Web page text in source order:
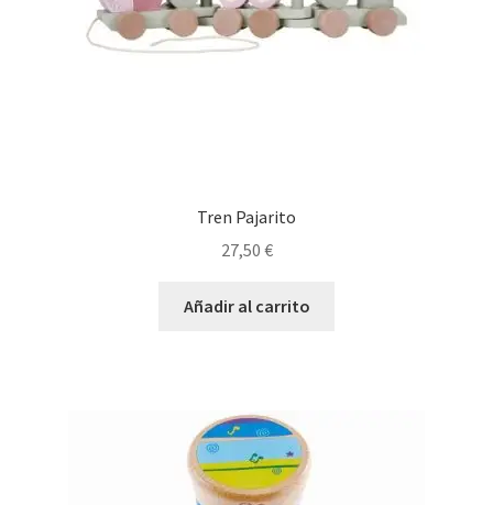
Tren Pajarito
27,50 €
Añadir al carrito